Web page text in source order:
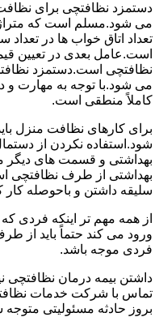
دستمزد نظافتچی برای
می شود.مسلم است که
تعداد اتاق خواب ها در تعداد
است.عامل بعدی در تعیین
نظافتچی است.دستمزد
می شود.با توجه به مهارت و
کاملاً منطقی است.
برای کارهای نظافت منزل
شود.استفاده نکردن از
بهداشتی و قسمت های دیگر
بهداشتی از طرف نظافتچی
سلیقه داشتن و باحوصله کار
از همه مهم تر اینکه فردی
ورود می کند حتماً باید از
فردی موجه باشد.
داشتن بیمه درمان نظافتچی
تماس با شرکت خدمات
بروز حادثه مسئولیتی متوجه